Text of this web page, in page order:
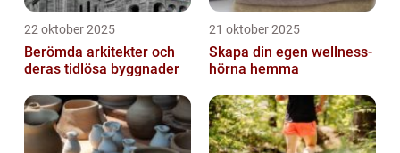
22 oktober 2025
Berömda arkitekter och
deras tidlösa byggnader
21 oktober 2025
Skapa din egen wellness-
hörna hemma